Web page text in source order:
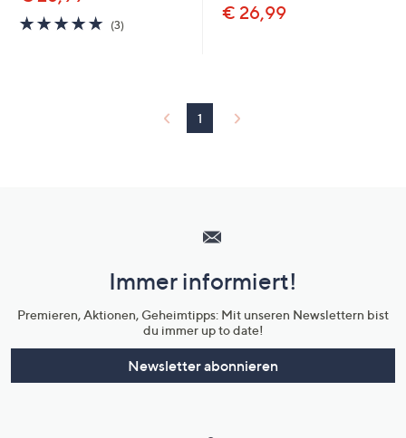
5.0
von
(3)3
€ 26,99
1
Unternehmensinformationen
Immer informiert!
Premieren, Aktionen, Geheimtipps: Mit unseren Newslettern bist
du immer up to date!
Newsletter abonnieren